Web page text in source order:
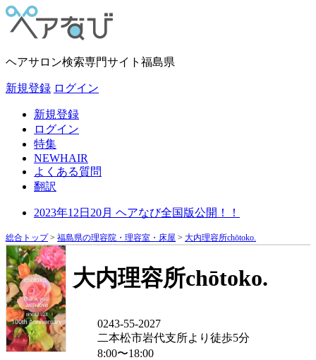
ヘアサロン検索専門サイト 福島県
新規登録 ログイン
新規登録
ログイン
特集
NEWHAIR
よくある質問
翻訳
2023年12日20月 ヘアなび全国版公開！！
総合トップ> 福島県の理容院・理容室・床屋 > 大内理容所chōtoko.
大内理容所chōtoko.
0243-55-2027
二本松市岩代支所より徒歩5分
8:00〜18:00